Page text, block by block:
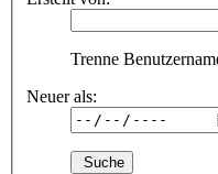
Trenne
Neuer als: